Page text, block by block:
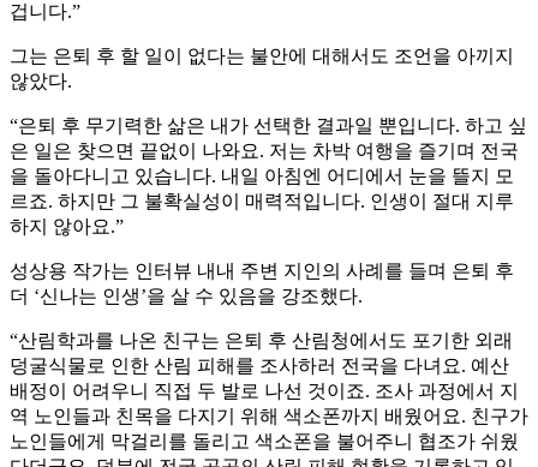
겁니다.”
그는 은퇴 후 할 일이 없다는 불안에 대해서도 조언을 아끼지
않았다.
“은퇴 후 무기력한 삶은 내가 선택한 결과일 뿐입니다. 하고 싶
은 일은 찾으면 끝없이 나와요. 저는 차박 여행을 즐기며 전국
을 돌아다니고 있습니다. 내일 아침엔 어디에서 눈을 뜰지 모
르죠. 하지만 그 불확실성이 매력적입니다. 인생이 절대 지루
하지 않아요.”
성상용 작가는 인터뷰 내내 주변 지인의 사례를 들며 은퇴 후
더 ‘신나는 인생’을 살 수 있음을 강조했다.
“산림학과를 나온 친구는 은퇴 후 산림청에서도 포기한 외래
덩굴식물로 인한 산림 피해를 조사하러 전국을 다녀요. 예산
배정이 어려우니 직접 두 발로 나선 것이죠. 조사 과정에서 지
역 노인들과 친목을 다지기 위해 색소폰까지 배웠어요. 친구가
노인들에게 막걸리를 돌리고 색소폰을 불어주니 협조가 쉬웠